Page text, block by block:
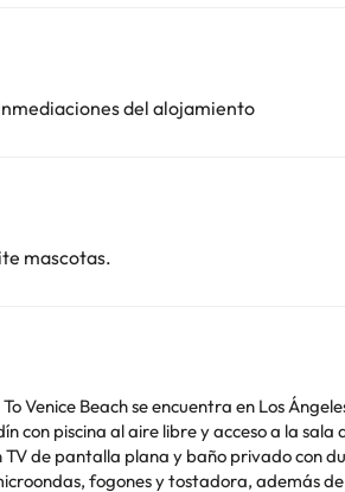
del alojamiento
mascotas.
Venice Beach se encuentra en Los
con piscina al aire libre y acceso a la
además de cafetera y hervidor. El apartamento ofrece